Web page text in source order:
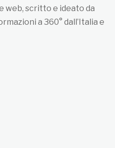
web, scritto e ideato da
a 360° dall’Italia e